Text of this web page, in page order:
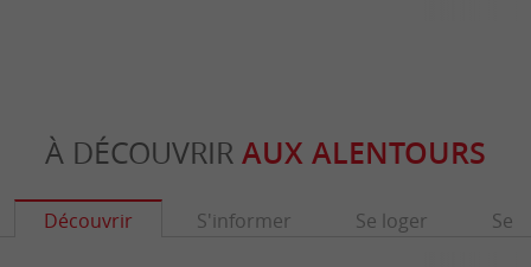
À DÉCOUVRIR AUX ALENTOURS
Découvrir S'informer Se loger Se